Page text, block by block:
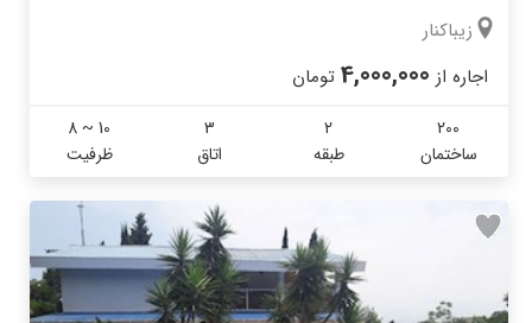
زیباکنار
اجاره از 4,000,000 تومان
200
ساختمان
2
طبقه
3
اتاق
8 ~ 10
ظرفیت